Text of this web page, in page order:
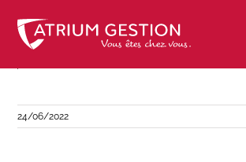
24/06/2022